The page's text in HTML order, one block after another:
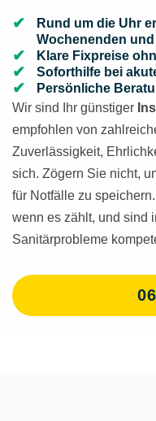
Rund um die Uhr
Wochenenden
Klare Fixpreise
Soforthilfe bei
Persönliche
Wir sind Ihr günstiger
empfohlen von
Zuverlässigkeit,
sich. Zögern Sie nicht,
für Notfälle zu
wenn es zählt, und sind
Sanitärprobleme